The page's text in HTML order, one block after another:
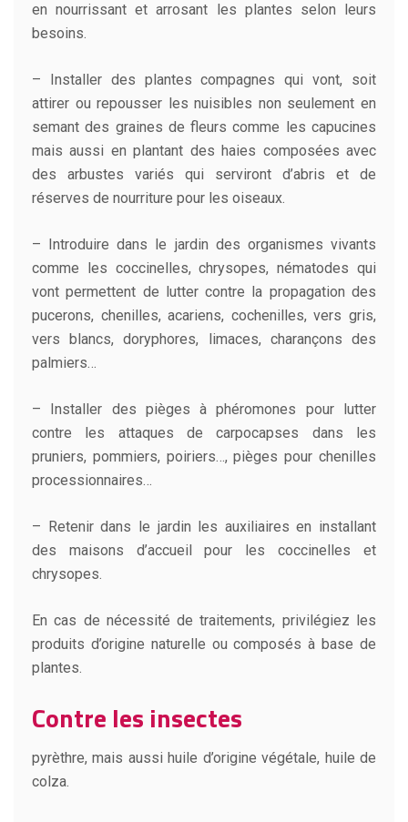
en nourrissant et arrosant les plantes selon leurs
besoins.
– Installer des plantes compagnes qui vont, soit
attirer ou repousser les nuisibles non seulement en
semant des graines de fleurs comme les capucines
mais aussi en plantant des haies composées avec
des arbustes variés qui serviront d’abris et de
réserves de nourriture pour les oiseaux.
– Introduire dans le jardin des organismes vivants
comme les coccinelles, chrysopes, nématodes qui
vont permettent de lutter contre la propagation des
pucerons, chenilles, acariens, cochenilles, vers gris,
vers blancs, doryphores, limaces, charançons des
palmiers…
– Installer des pièges à phéromones pour lutter
contre les attaques de carpocapses dans les
pruniers, pommiers, poiriers…, pièges pour chenilles
processionnaires…
– Retenir dans le jardin les auxiliaires en installant
des maisons d’accueil pour les coccinelles et
chrysopes.
En cas de nécessité de traitements, privilégiez les
produits d’origine naturelle ou composés à base de
plantes.
Contre les insectes
pyrèthre, mais aussi huile d’origine végétale, huile de
colza.